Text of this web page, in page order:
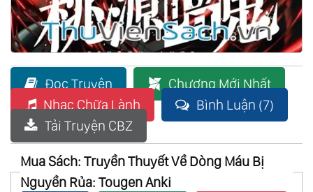
Đọc Truyện
Chương Mới Nhất
Nhạc Chữa Lành
Bình Luận (7)
Tải Truyện CBZ
Mua Sách: Truyền Thuyết Về Dòng Máu Bị
Nguyền Rủa: Tougen Anki